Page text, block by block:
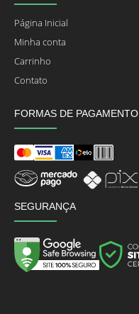
Página Inicial
Minha conta
Carrinho
Contato
FORMAS DE PAGAMENTO
SEGURANÇA